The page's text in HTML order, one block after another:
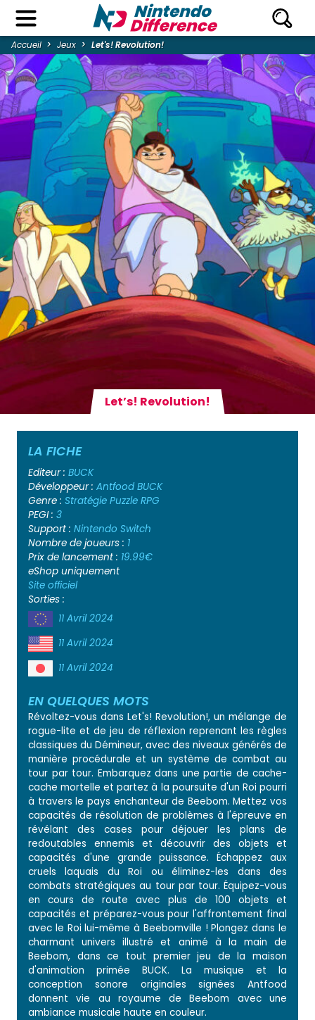
Accueil Jeux Let's! Revolution!
Let’s! Revolution!
LA FICHE
Editeur : BUCK
Développeur : Antfood BUCK
Genre : Stratégie Puzzle RPG
PEGI : 3
Support : Nintendo Switch
Nombre de joueurs : 1
Prix de lancement : 19.99€
eShop uniquement
Site officiel
Sorties :
11 Avril 2024
11 Avril 2024
11 Avril 2024
EN QUELQUES MOTS
Révoltez-vous dans Let's! Revolution!, un mélange de
rogue-lite et de jeu de réflexion reprenant les règles
classiques du Démineur, avec des niveaux générés de
manière procédurale et un système de combat au
tour par tour. Embarquez dans une partie de cache-
cache mortelle et partez à la poursuite d'un Roi pourri
à travers le pays enchanteur de Beebom. Mettez vos
capacités de résolution de problèmes à l'épreuve en
révélant des cases pour déjouer les plans de
redoutables ennemis et découvrir des objets et
capacités d'une grande puissance. Échappez aux
cruels laquais du Roi ou éliminez-les dans des
combats stratégiques au tour par tour. Équipez-vous
en cours de route avec plus de 100 objets et
capacités et préparez-vous pour l'affrontement final
avec le Roi lui-même à Beebomville ! Plongez dans le
charmant univers illustré et animé à la main de
Beebom, dans ce tout premier jeu de la maison
d'animation primée BUCK. La musique et la
conception sonore originales signées Antfood
donnent vie au royaume de Beebom avec une
ambiance musicale haute en couleur.